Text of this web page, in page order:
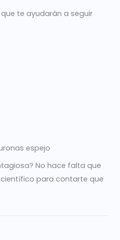
te ayudarán a seguir
espejo
No hace falta que
para contarte que